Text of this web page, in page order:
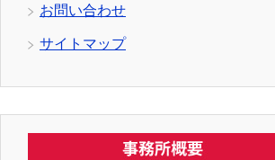
お問い合わせ
サイトマップ